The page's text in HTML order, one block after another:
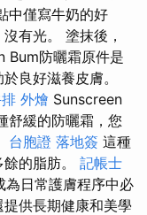
中僅寫牛奶的好
有光。 塗抹後，
Bum防曬霜原件是
良好滋養皮膚。
外燴 Sunscreen
舒緩的防曬霜，您
台胞證 落地簽 這種
的脂肪。 記帳士
為日常護膚程序中必
供長期健康和美學